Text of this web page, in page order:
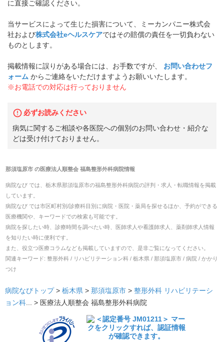
に直接ご確認ください。
当サービスによって生じた損害について、ミーカンパニー株式会
社および株式会社eヘルスケアではその賠償の責任を一切負わない
ものとします。
掲載情報に誤りがある場合には、お手数ですが、
お問い合わせフ
ォーム からご連絡をいただけますようお願いいたします。
※お電話での対応は行っておりません
必ずお読みください
病気に関するご相談や各医院への個別のお問い合わせ・紹介な
どは受け付けておりません。
那須塩原市の医療法人順整会 福島整形外科病院情報
病院なび では、 栃木県那須塩原市の福島整形外科病院の評判・求人・転職情報を掲載
しています。
病院なび では市区町村別/診療科目別に病院・医院・薬局を探せるほか、予約ができる
医療機関や、キーワードでの検索も可能です。
病院を探したい時、診療時間を調べたい時、医師求人や看護師求人、薬剤師求人情報
を知りたい時に便利です。
また、役立つ医療コラムなども掲載していますので、是非ご覧になってください。
関連キーワード: 整形外科 / リハビリテーション科 / 栃木県 / 那須塩原市 / 病院 / かかり
つけ
病院なびトップ> 栃木県 > 那須塩原市 > 整形外科 リハビリテーシ
ョン科 ... > 医療法人順整会 福島整形外科病院